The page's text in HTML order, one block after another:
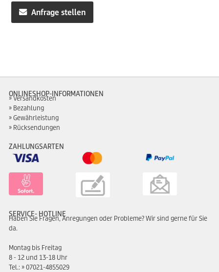
war:
504,99€
ist:
469,00€.
Anfrage stellen
ONLINESHOP-INFORMATIONEN
Versandkosten
Bezahlung
Gewährleistung
Rücksendungen
ZAHLUNGSARTEN
SERVICE- HOTLINE
Haben Sie Fragen, Anregungen oder Probleme? Wir sind gerne für Sie
da.
Montag bis Freitag
8 - 12 und 13-18 Uhr
Tel.: 07021-4855029